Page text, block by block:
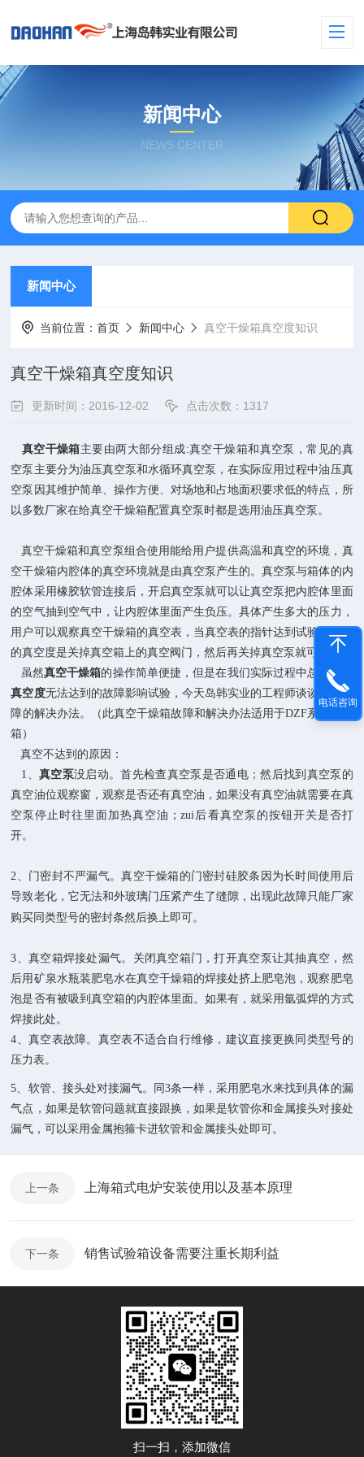
新闻中心
NEWS CENTER
新闻中心
当前位置：首页 新闻中心 真空干燥箱真空度知识
真空干燥箱真空度知识
更新时间：2016-12-02 点击次数：1317
真空干燥箱主要由两大部分组成:真空干燥箱和真空泵，常见的真
空泵主要分为油压真空泵和水循环真空泵，在实际应用过程中油压真
空泵因其维护简单、操作方便、对场地和占地面积要求低的特点，所
以多数厂家在给真空干燥箱配置真空泵时都是选用油压真空泵。
真空干燥箱和真空泵组合使用能给用户提供高温和真空的环境，真
空干燥箱内腔体的真空环境就是由真空泵产生的。真空泵与箱体的内
腔体采用橡胶软管连接后，开启真空泵就可以让真空泵把内腔体里面
的空气抽到空气中，让内腔体里面产生负压。具体产生多大的压力，
用户可以观察真空干燥箱的真空表，当真空表的指针达到试验所需要
的真空度是关掉真空箱上的真空阀门，然后再关掉真空泵就可以了。
虽然真空干燥箱的操作简单便捷，但是在我们实际过程中总会遇到
真空度无法达到的故障影响试验，今天岛韩实业的工程师谈谈这个故
障的解决办法。（此真空干燥箱故障和解决办法适用于DZF系列
箱）
真空不达到的原因：
1、真空泵没启动。首先检查真空泵是否通电；然后找到真空泵的
真空油位观察窗，观察是否还有真空油，如果没有真空油就需要在真
空泵停止时往里面加热真空油；zui后看真空泵的按钮开关是否打
开。
2、门密封不严漏气。真空干燥箱的门密封硅胶条因为长时间使用后
导致老化，它无法和外玻璃门压紧产生了缝隙，出现此故障只能厂家
购买同类型号的密封条然后换上即可。
3、真空箱焊接处漏气。关闭真空箱门，打开真空泵让其抽真空，然
后用矿泉水瓶装肥皂水在真空干燥箱的焊接处挤上肥皂泡，观察肥皂
泡是否有被吸到真空箱的内腔体里面。如果有，就采用氩弧焊的方式
焊接此处。
4、真空表故障。真空表不适合自行维修，建议直接更换同类型号的
压力表。
5、软管、接头处对接漏气。同3条一样，采用肥皂水来找到具体的漏
气点，如果是软管问题就直接跟换，如果是软管你和金属接头对接处
漏气，可以采用金属抱箍卡进软管和金属接头处即可。
上一条 上海箱式电炉安装使用以及基本原理
下一条 销售试验箱设备需要注重长期利益
扫一扫，添加微信
电话咨询